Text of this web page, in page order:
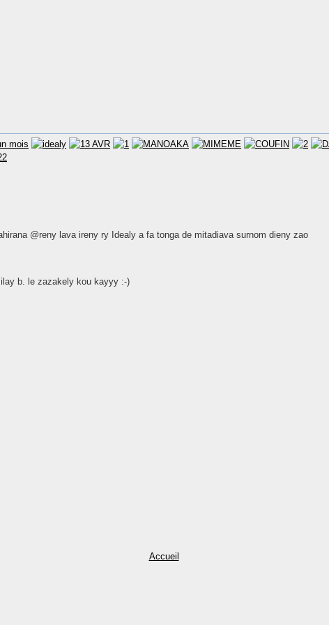
@reny lava ireny ry Idealy a fa tonga de mitadiava surnom dieny zao
b. le zazakely kou kayyy :-)
Accueil